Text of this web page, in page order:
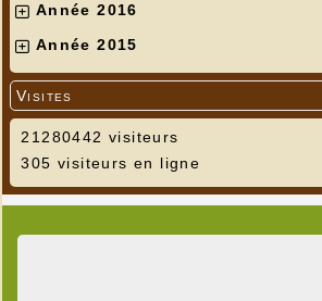
Année 2016
Année 2015
Visites
21280442 visiteurs
305 visiteurs en ligne